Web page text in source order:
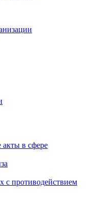
в сфере
с противодействием